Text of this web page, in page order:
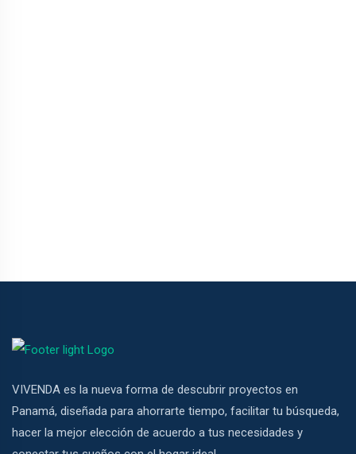
VIVENDA es la nueva forma de descubrir proyectos en
Panamá, diseñada para ahorrarte tiempo, facilitar tu búsqueda,
hacer la mejor elección de acuerdo a tus necesidades y